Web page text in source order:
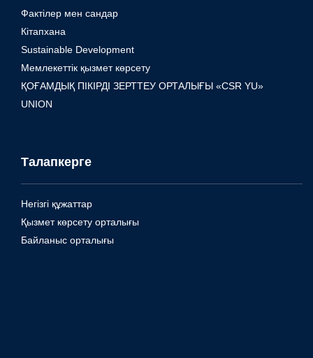
Фактілер мен сандар
Кітапхана
Sustainable Development
Мемлекеттік қызмет көрсету
ҚОҒАМДЫҚ ПІКІРДІ ЗЕРТТЕУ ОРТАЛЫҒЫ «CSR YU»
UNION
Талапкерге
Негізгі құжаттар
Қызмет көрсету орталығы
Байланыс орталығы